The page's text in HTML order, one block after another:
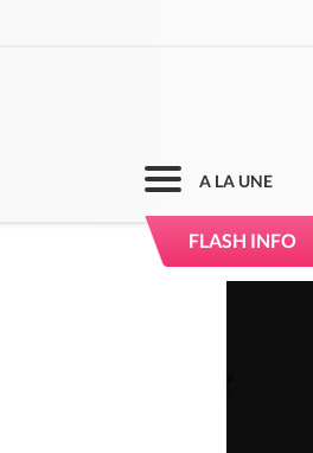
A LA UNE
FLASH INFO